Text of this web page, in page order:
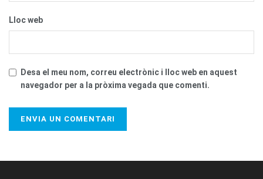
Lloc web
Desa el meu nom, correu electrònic i lloc web en aquest
navegador per a la pròxima vegada que comenti.